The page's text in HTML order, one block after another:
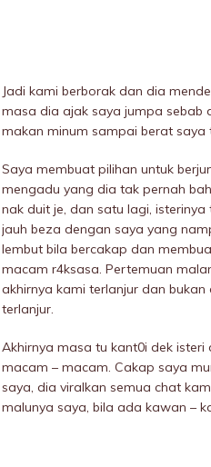
Jadi kami berborak dan dia
masa dia ajak saya jumpa sebab
makan minum sampai berat saya
Saya membuat pilihan untuk
mengadu yang dia tak pernah
nak duit je, dan satu lagi,
jauh beza dengan saya yang
lembut bila bercakap dan
macam r4ksasa. Pertemuan
akhirnya kami terIanjur dan
terIanjur.
Akhirnya masa tu kant0i dek
macam – macam. Cakap saya
saya, dia viralkan semua chat
malunya saya, bila ada kawan –